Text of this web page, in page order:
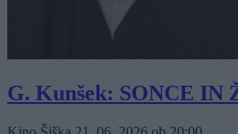
G. Kunšek: SONCE IN